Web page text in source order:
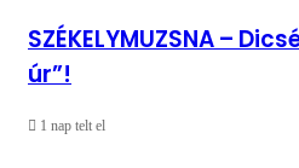
SZÉKELYMUZSNA –
úr”!
1 nap telt el